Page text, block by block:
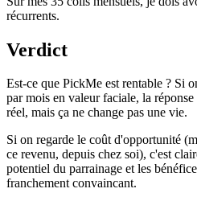
récurrents.
Verdict
Est-ce que PickMe est rentable ? Si
par mois en valeur faciale, la
réel, mais ça ne change pas une vie.
Si on regarde le coût d'opportunité
ce revenu, depuis chez soi), c'est
potentiel du parrainage et les
franchement convaincant.